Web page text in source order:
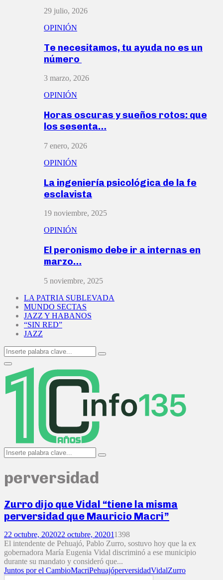
29 julio, 2026
OPINIÓN
Te necesitamos, tu ayuda no es un
número
3 marzo, 2026
OPINIÓN
Horas oscuras y sueños rotos: que
los sesenta…
7 enero, 2026
OPINIÓN
La ingeniería psicológica de la fe
esclavista
19 noviembre, 2025
OPINIÓN
El peronismo debe ir a internas en
marzo…
5 noviembre, 2025
LA PATRIA SUBLEVADA
MUNDO SECTAS
JAZZ Y HABANOS
“SIN RED”
JAZZ
Search
for:
Search
Primary
Menu
Search
for:
Search
perversidad
Zurro dijo que Vidal “tiene la misma
perversidad que Mauricio Macri”
22 octubre, 202022 octubre, 202011398
El intendente de Pehuajó, Pablo Zurro, sostuvo hoy que la ex
gobernadora María Eugenia Vidal discriminó a ese municipio
durante su mandato y consideró que...
Juntos por el CambioMacriPehuajóperversidadVidalZurro